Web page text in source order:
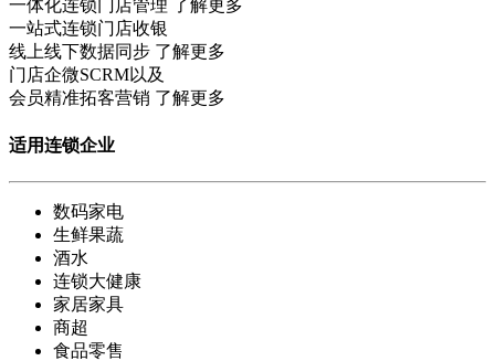
一体化连锁门店管理
了解更多
一站式连锁门店收银
线上线下数据同步 了解更多
门店企微SCRM以及
会员精准拓客营销 了解更多
适用连锁企业
数码家电
生鲜果蔬
酒水
连锁大健康
家居家具
商超
食品零售